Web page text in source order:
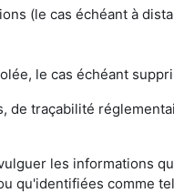
(le cas échéant à
le cas échéant
de traçabilité
les informations
qu'identifiées comme